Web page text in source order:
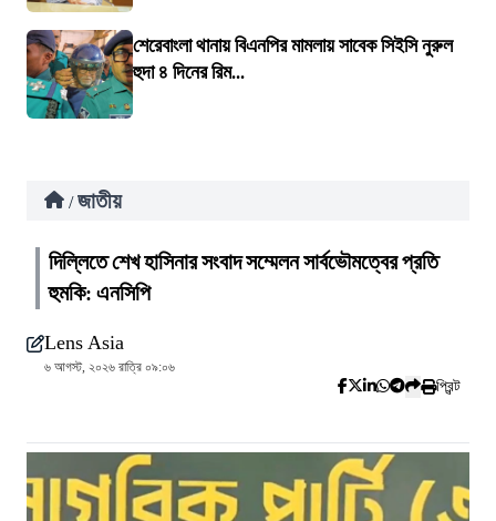
শেরেবাংলা থানায় বিএনপির মামলায় সাবেক সিইসি নুরুল
হুদা ৪ দিনের রিম...
/ জাতীয়
দিল্লিতে শেখ হাসিনার সংবাদ সম্মেলন সার্বভৌমত্বের প্রতি
হুমকি: এনসিপি
Lens Asia
৬ আগস্ট, ২০২৬ রাত্রি ০৯:০৬
প্রিন্ট